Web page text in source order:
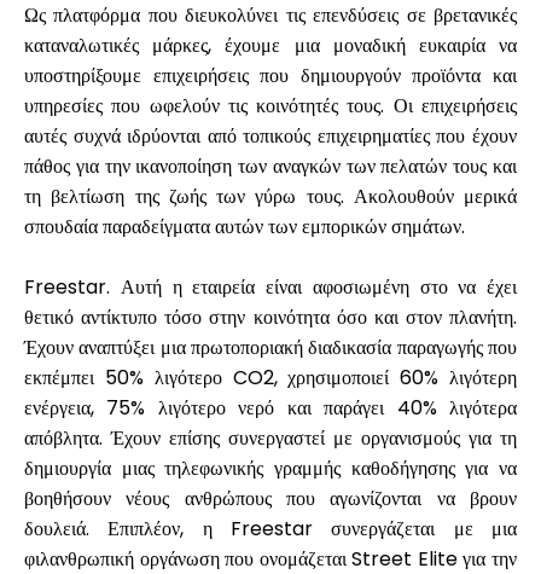
Ως πλατφόρμα που διευκολύνει τις επενδύσεις σε βρετανικές
καταναλωτικές μάρκες, έχουμε μια μοναδική ευκαιρία να
υποστηρίξουμε επιχειρήσεις που δημιουργούν προϊόντα και
υπηρεσίες που ωφελούν τις κοινότητές τους. Οι επιχειρήσεις
αυτές συχνά ιδρύονται από τοπικούς επιχειρηματίες που έχουν
πάθος για την ικανοποίηση των αναγκών των πελατών τους και
τη βελτίωση της ζωής των γύρω τους. Ακολουθούν μερικά
σπουδαία παραδείγματα αυτών των εμπορικών σημάτων.
Freestar. Αυτή η εταιρεία είναι αφοσιωμένη στο να έχει
θετικό αντίκτυπο τόσο στην κοινότητα όσο και στον πλανήτη.
Έχουν αναπτύξει μια πρωτοποριακή διαδικασία παραγωγής που
εκπέμπει 50% λιγότερο CO2, χρησιμοποιεί 60% λιγότερη
ενέργεια, 75% λιγότερο νερό και παράγει 40% λιγότερα
απόβλητα. Έχουν επίσης συνεργαστεί με οργανισμούς για τη
δημιουργία μιας τηλεφωνικής γραμμής καθοδήγησης για να
βοηθήσουν νέους ανθρώπους που αγωνίζονται να βρουν
δουλειά. Επιπλέον, η Freestar συνεργάζεται με μια
φιλανθρωπική οργάνωση που ονομάζεται Street Elite για την